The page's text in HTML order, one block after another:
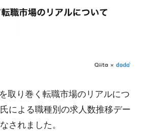
取り巻く転職市場のリアルにつ
による職種別の求人数推移デー
されました。